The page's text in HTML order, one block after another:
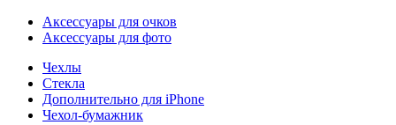
Аксессуары для очков
Аксессуары для фото
Чехлы
Стекла
Дополнительно для iPhone
Чехол-бумажник